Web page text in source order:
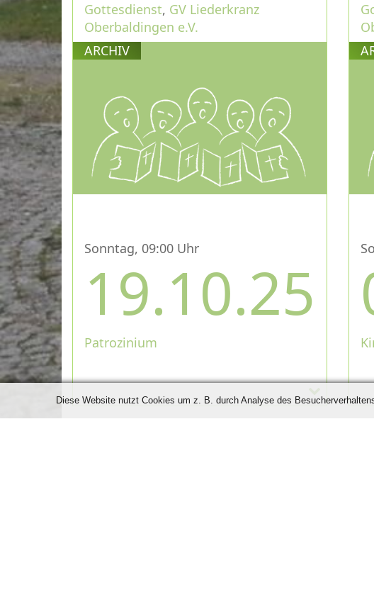
Gottesdienst, GV Liederkranz
Oberbaldingen e.V.
ARCHIV
Sonntag, 09:00 Uhr
19.10.25
Patrozinium
Diese Website nutzt Cookies um z. B. durch Analyse des